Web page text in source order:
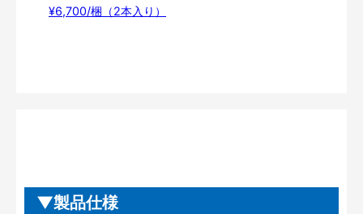
¥6,700/梱（2本入り）
製品仕様